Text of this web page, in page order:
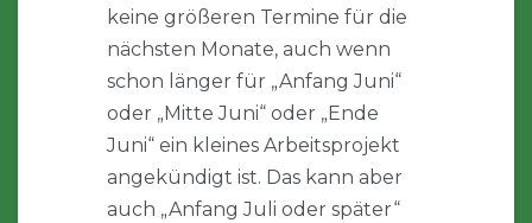
keine größeren Termine für die
nächsten Monate, auch wenn
schon länger für „Anfang Juni“
oder „Mitte Juni“ oder „Ende
Juni“ ein kleines Arbeitsprojekt
angekündigt ist. Das kann aber
auch „Anfang Juli oder später“